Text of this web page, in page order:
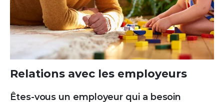
Relations avec les employeurs
Êtes-vous un employeur qui a besoin